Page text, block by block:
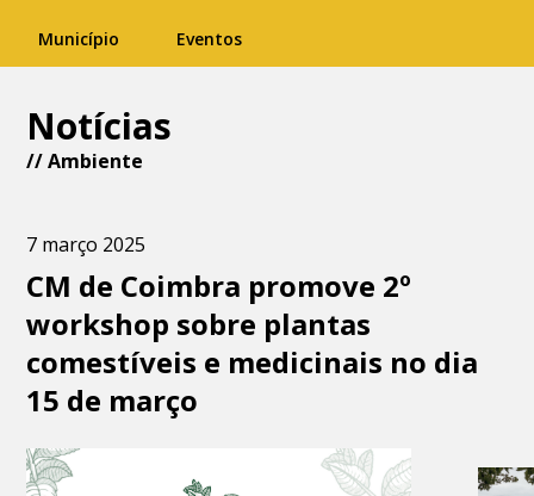
Município Eventos
Notícias
//Ambiente
7 março 2025
CM de Coimbra promove 2º
workshop sobre plantas
comestíveis e medicinais no dia
15 de março